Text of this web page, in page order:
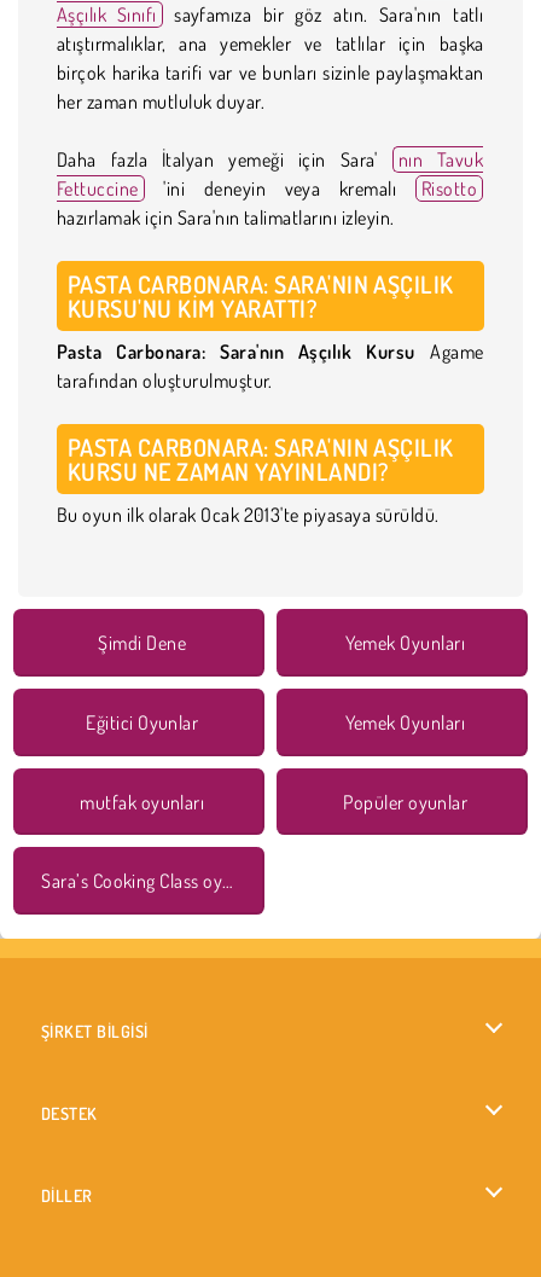
Aşçılık Sınıfı sayfamıza bir göz atın. Sara'nın tatlı
atıştırmalıklar, ana yemekler ve tatlılar için başka
birçok harika tarifi var ve bunları sizinle paylaşmaktan
her zaman mutluluk duyar.
Daha fazla İtalyan yemeği için Sara'
nın Tavuk
Fettuccine 'ini deneyin veya kremalı
Risotto
hazırlamak için Sara'nın talimatlarını izleyin.
PASTA CARBONARA: SARA'NIN AŞÇILIK
KURSU'NU KIM YARATTI?
Pasta Carbonara: Sara'nın Aşçılık Kursu Agame
tarafından oluşturulmuştur.
PASTA CARBONARA: SARA'NIN AŞÇILIK
KURSU NE ZAMAN YAYINLANDI?
Bu oyun ilk olarak Ocak 2013'te piyasaya sürüldü.
Şimdi Dene Yemek Oyunları
Eğitici Oyunlar Yemek Oyunları
mutfak oyunları Popüler oyunlar
Sara’s Cooking Class oyunları
ŞİRKET BİLGİSİ
DESTEK
DİLLER